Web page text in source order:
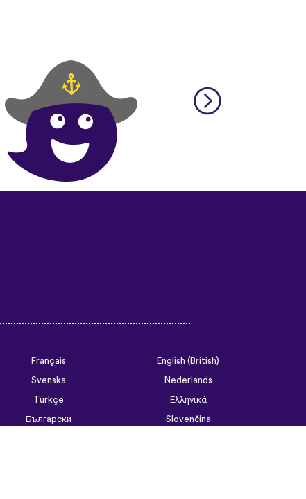
English (British)
Français
Nederlands
Svenska
Ελληνικά
Türkçe
Slovenčina
Български